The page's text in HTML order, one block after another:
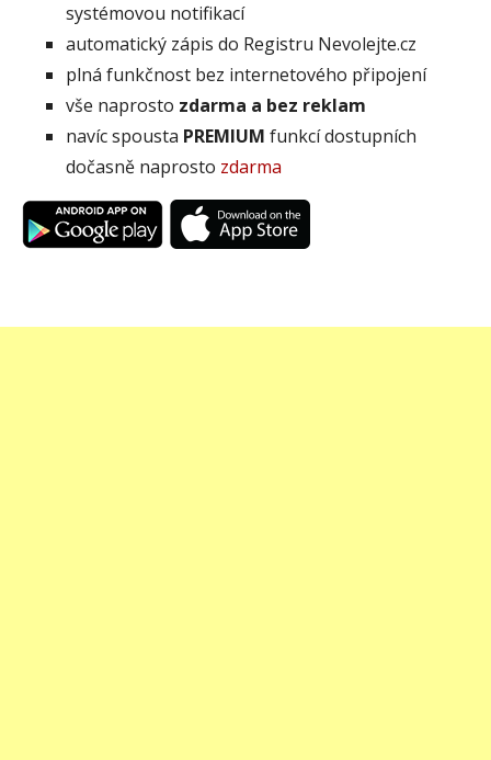
systémovou notifikací
automatický zápis do Registru Nevolejte.cz
plná funkčnost bez internetového připojení
vše naprosto zdarma a bez reklam
navíc spousta PREMIUM funkcí dostupních
dočasně naprosto zdarma